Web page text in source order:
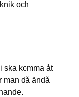
och
ska komma åt
man då ändå